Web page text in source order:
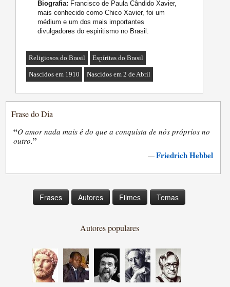
Biografia: Francisco de Paula Cândido Xavier,
mais conhecido como Chico Xavier, foi um
médium e um dos mais importantes
divulgadores do espiritismo no Brasil.
Religiosos do Brasil Espíritas do Brasil
Nascidos em 1910 Nascidos em 2 de Abril
Frase do Dia
“O amor nada mais é do que a conquista de nós próprios no
outro.”
—Friedrich Hebbel
Frases Autores Filmes Temas
Autores populares